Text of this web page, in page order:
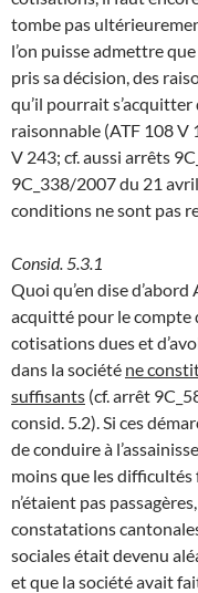
tombe pas
l’on puisse admettre
pris sa décision, des
qu’il pourrait
raisonnable (ATF 108 V
V 243; cf. aussi arrêts
9C_338/2007 du 21 avril
conditions ne sont pas
Consid. 5.3.1
Quoi qu’en dise d’abord
acquitté pour le compte
cotisations dues et
dans la société ne
suffisants (cf. arrêt
consid. 5.2). Si ces
de conduire à
moins que les
n’étaient pas
constatations
sociales était devenu
et que la société avait